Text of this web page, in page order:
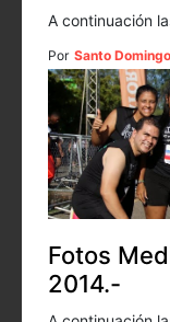
A continuación
Por Santo
Fotos
2014.-